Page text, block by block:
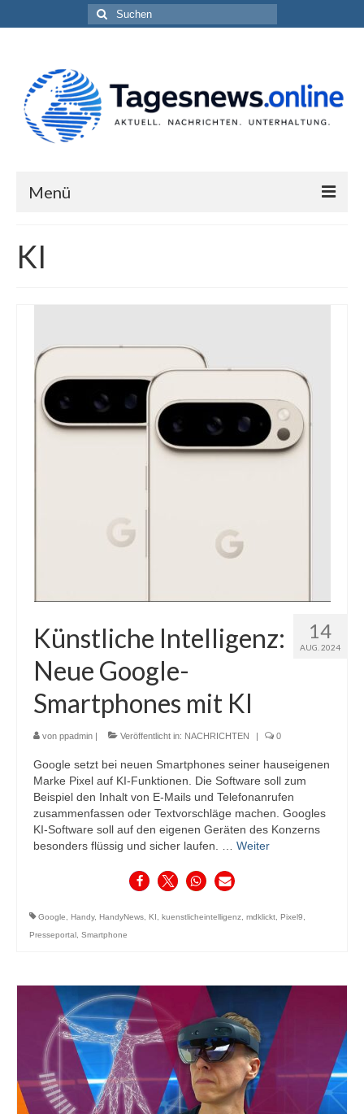
Suchen
nach:
Menü
Datenschutzerklärung
KI
14
AUG. 2024
Künstliche Intelligenz:
Neue Google-
Smartphones mit KI
von ppadmin Veröffentlicht in: NACHRICHTEN 0
Google setzt bei neuen Smartphones seiner hauseigenen
Marke Pixel auf KI-Funktionen. Die Software soll zum
Beispiel den Inhalt von E-Mails und Telefonanrufen
zusammenfassen oder Textvorschläge machen. Googles
KI-Software soll auf den eigenen Geräten des Konzerns
besonders flüssig und sicher laufen. … Weiter
Google, Handy, HandyNews, KI , kuenstlicheintelligenz, mdklickt, Pixel9,
Presseportal , Smartphone